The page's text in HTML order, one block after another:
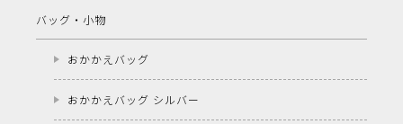
バッグ・小物
おかかえバッグ
おかかえバッグ シルバー